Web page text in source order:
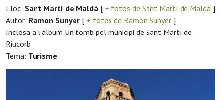
Lloc: Sant Martí de Maldà [ + fotos de Sant Martí de Maldà ]
Autor: Ramon Sunyer [ + fotos de Ramon Sunyer ]
Inclosa a l'àlbum Un tomb pel municipi de Sant Martí de
Riucorb
Tema: Turisme